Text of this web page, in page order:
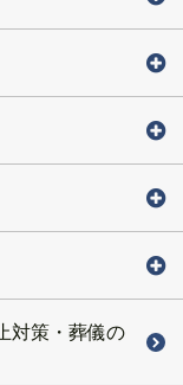
対策・葬儀の